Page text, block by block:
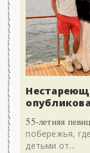
55-летняя
побережья,
детьми от...